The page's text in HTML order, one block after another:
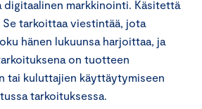
digitaalinen markkinointi. Käsitettä
tarkoittaa viestintää, jota
hänen lukuunsa harjoittaa, ja
on tuotteen
tai kuluttajien käyttäytymiseen
tarkoituksessa.